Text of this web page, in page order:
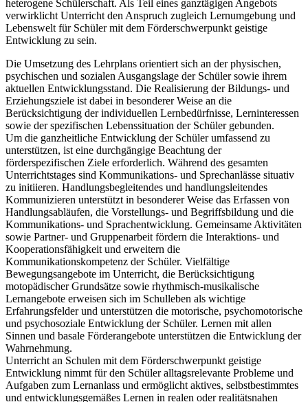
heterogene Schülerschaft. Als Teil eines ganztägigen Angebots
verwirklicht Unterricht den Anspruch zugleich Lernumgebung und
Lebenswelt für Schüler mit dem Förderschwerpunkt geistige
Entwicklung zu sein.
Die Umsetzung des Lehrplans orientiert sich an der physischen,
psychischen und sozialen Ausgangslage der Schüler sowie ihrem
aktuellen Entwicklungsstand. Die Realisierung der Bildungs- und
Erziehungsziele ist dabei in besonderer Weise an die
Berücksichtigung der individuellen Lernbedürfnisse, Lerninteressen
sowie der spezifischen Lebenssituation der Schüler gebunden.
Um die ganzheitliche Entwicklung der Schüler umfassend zu
unterstützen, ist eine durchgängige Beachtung der
förderspezifischen Ziele erforderlich. Während des gesamten
Unterrichtstages sind Kommunikations- und Sprechanlässe situativ
zu initiieren. Handlungsbegleitendes und handlungsleitendes
Kommunizieren unterstützt in besonderer Weise das Erfassen von
Handlungsabläufen, die Vorstellungs- und Begriffsbildung und die
Kommunikations- und Sprachentwicklung. Gemeinsame Aktivitäten
sowie Partner- und Gruppenarbeit fördern die Interaktions- und
Kooperationsfähigkeit und erweitern die
Kommunikationskompetenz der Schüler. Vielfältige
Bewegungsangebote im Unterricht, die Berücksichtigung
motopädischer Grundsätze sowie rhythmisch-musikalische
Lernangebote erweisen sich im Schulleben als wichtige
Erfahrungsfelder und unterstützen die motorische, psychomotorische
und psychosoziale Entwicklung der Schüler. Lernen mit allen
Sinnen und basale Förderangebote unterstützen die Entwicklung der
Wahrnehmung.
Unterricht an Schulen mit dem Förderschwerpunkt geistige
Entwicklung nimmt für den Schüler alltagsrelevante Probleme und
Aufgaben zum Lernanlass und ermöglicht aktives, selbstbestimmtes
und entwicklungsgemäßes Lernen in realen oder realitätsnahen